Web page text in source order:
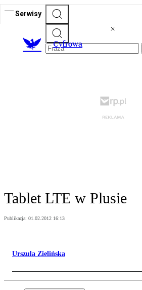
Serwisy
Cyfrowa
Tablet LTE w Plusie
Publikacja: 01.02.2012 16:13
Urszula Zielińska